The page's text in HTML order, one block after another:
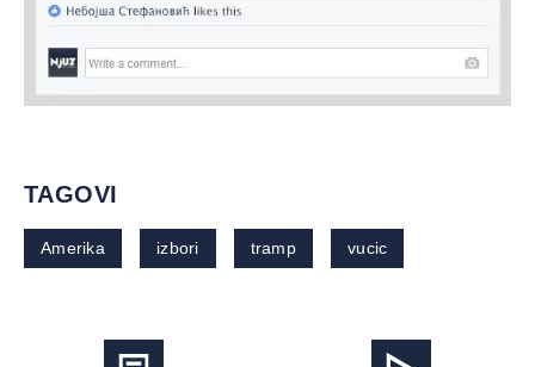
TAGOVI
Amerika izbori tramp vucic